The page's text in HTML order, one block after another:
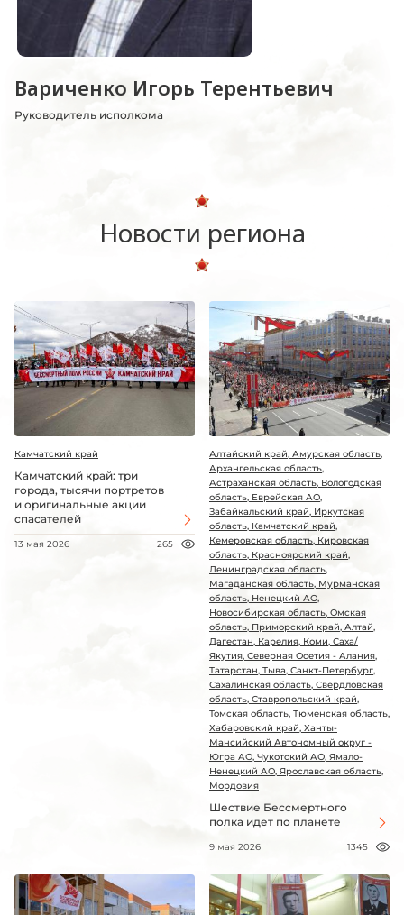
Вариченко Игорь Терентьевич
Руководитель исполкома
Новости региона
Камчатский край
Камчатский край: три
города, тысячи портретов
и оригинальные акции
спасателей
13 мая 2026 265
Алтайский край, Амурская область,
Архангельская область,
Астраханская область, Вологодская
область, Еврейская АО,
Забайкальский край, Иркутская
область, Камчатский край,
Кемеровская область, Кировская
область, Красноярский край,
Ленинградская область,
Магаданская область, Мурманская
область, Ненецкий АО,
Новосибирская область, Омская
область, Приморский край, Алтай,
Дагестан, Карелия, Коми, Саха/
Якутия, Северная Осетия - Алания,
Татарстан, Тыва, Санкт-Петербург,
Сахалинская область, Свердловская
область, Ставропольский край,
Томская область, Тюменская область,
Хабаровский край, Ханты-
Мансийский Автономный округ -
Югра АО, Чукотский АО, Ямало-
Ненецкий АО, Ярославская область,
Мордовия
Шествие Бессмертного
полка идет по планете
9 мая 2026 1345